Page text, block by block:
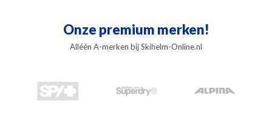
Onze premium merken!
Alléén A-merken bij Skihelm-Online.nl